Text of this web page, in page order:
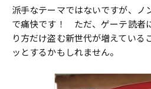
派手なテーマではないですが、ノ
で痛快です！ ただ、ゲーテ読者
り方だけ盗む新世代が増えている
ッとするかもしれません。